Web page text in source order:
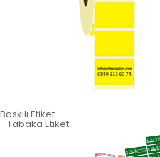
Baskılı Etiket
Tabaka Etiket